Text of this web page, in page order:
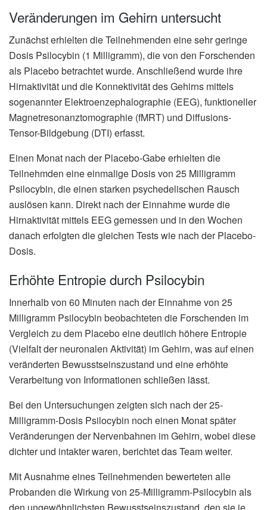
Veränderungen im Gehirn untersucht
Zunächst erhielten die Teilnehmenden eine sehr geringe
Dosis Psilocybin (1 Milligramm), die von den Forschenden
als Placebo betrachtet wurde. Anschließend wurde ihre
Hirnaktivität und die Konnektivität des Gehirns mittels
sogenannter Elektroenzephalographie (EEG), funktioneller
Magnetresonanztomographie (fMRT) und Diffusions-
Tensor-Bildgebung (DTI) erfasst.
Einen Monat nach der Placebo-Gabe erhielten die
Teilnehmden eine einmalige Dosis von 25 Milligramm
Psilocybin, die einen starken psychedelischen Rausch
auslösen kann. Direkt nach der Einnahme wurde die
Hirnaktivität mittels EEG gemessen und in den Wochen
danach erfolgten die gleichen Tests wie nach der Placebo-
Dosis.
Erhöhte Entropie durch Psilocybin
Innerhalb von 60 Minuten nach der Einnahme von 25
Milligramm Psilocybin beobachteten die Forschenden im
Vergleich zu dem Placebo eine deutlich höhere Entropie
(Vielfalt der neuronalen Aktivität) im Gehirn, was auf einen
veränderten Bewusstseinszustand und eine erhöhte
Verarbeitung von Informationen schließen lässt.
Bei den Untersuchungen zeigten sich nach der 25-
Milligramm-Dosis Psilocybin noch einen Monat später
Veränderungen der Nervenbahnen im Gehirn, wobei diese
dichter und intakter waren, berichtet das Team weiter.
Mit Ausnahme eines Teilnehmenden bewerteten alle
Probanden die Wirkung von 25-Milligramm-Psilocybin als